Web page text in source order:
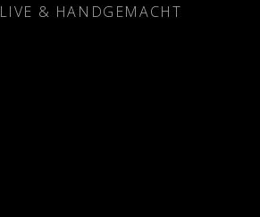
& HANDGEMACHT